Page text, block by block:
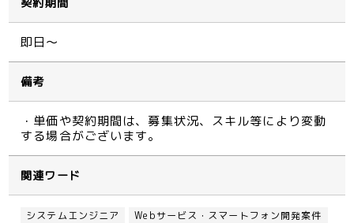
即日～
備考
・単価や契約期間は、募集状況、スキル等により変動
する場合がございます。
関連ワード
システムエンジニア
Webサービス・スマートフォン開発案件